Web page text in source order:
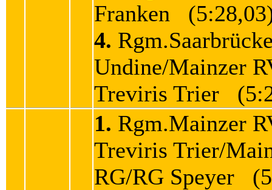
Franken
4.
Undine/Mainzer
Treviris Trier
1. Rgm.Mainzer
Treviris Trier/
RG/RG Speyer